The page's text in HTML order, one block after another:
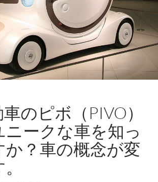
のピボ（PIVO）
ニークな車を知っ
か？車の概念が変